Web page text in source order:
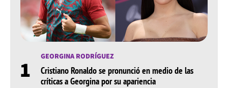
1 GEORGINA RODRÍGUEZ
Cristiano Ronaldo se pronunció en medio de las
críticas a Georgina por su apariencia